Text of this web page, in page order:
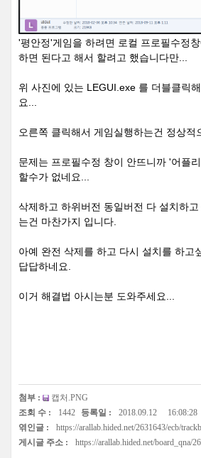
'평안정'게임을 하려면 로컬 프로필수정
하면 된다고 해서 할려고 했습니다만...
위 사진에 있는 LEGUI.exe 를 더블클릭
요...
오른쪽 클릭해서 게임실행하는건 정상적
문제는 프로필수정 창이 안뜨니까 '어플
할수가 없네요...
삭제하고 하위버전 동일버전 다 설치하
는건 마찬가지 입니다.
아예 완전 삭제를 하고 다시 설치를 하고
답답하네요.
이거 해결법 아시는분 도와주세요...
첨부 :
캡처.PNG
조회 수 :
1442 등록일 : 2018.09.12
16:08:28
엮인글 :
https://arallab.hided.net/2631643/ecb/
게시글 주소 :
https://arallab.hided.net/board_qna/